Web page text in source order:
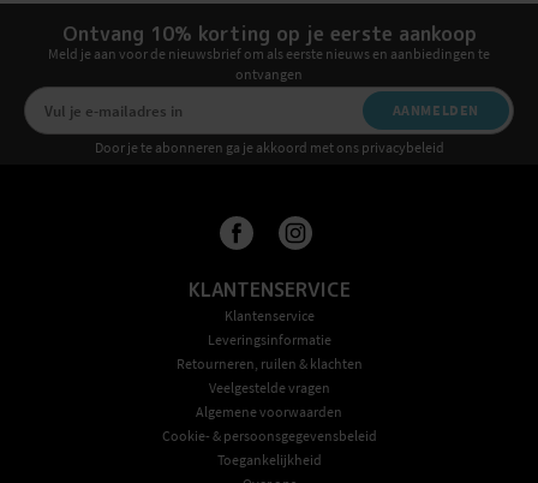
Ontvang 10% korting op je eerste aankoop
Meld je aan voor de nieuwsbrief om als eerste nieuws en aanbiedingen te
ontvangen
AANMELDEN
Door je te abonneren ga je akkoord met ons privacybeleid
KLANTENSERVICE
Klantenservice
Leveringsinformatie
Retourneren, ruilen & klachten
Veelgestelde vragen
Algemene voorwaarden
Cookie- & persoonsgegevensbeleid
Toegankelijkheid